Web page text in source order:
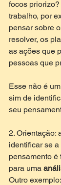
focos
trabalho, por
pensar sobre
resolver, os
as ações que
pessoas que
Esse não é
sim de
seu
2. Orientação:
identificar se
pensamento é
para uma
Outro